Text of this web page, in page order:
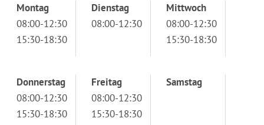
Montag
08:00-12:30
15:30-18:30
Dienstag
08:00-12:30
Mittwoch
08:00-12:30
15:30-18:30
Donnerstag
08:00-12:30
15:30-18:30
Freitag
08:00-12:30
15:30-18:30
Samstag